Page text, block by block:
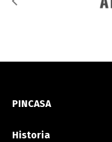
PINCASA
Historia